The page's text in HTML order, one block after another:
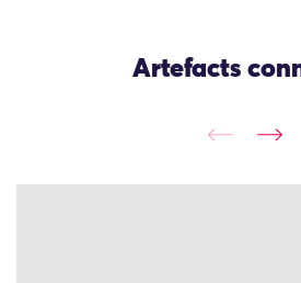
Artefacts